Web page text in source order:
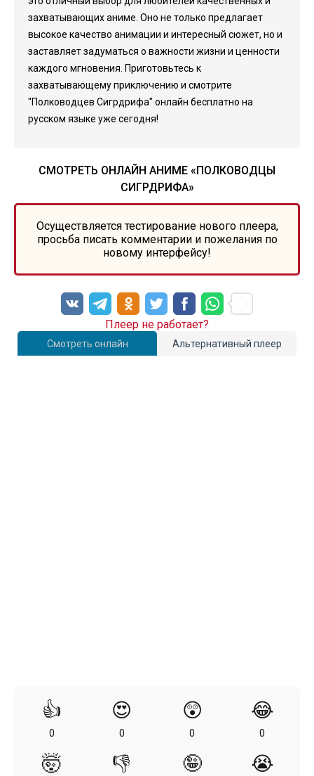
захватывающих аниме. Оно не только предлагает
высокое качество анимации и интересный сюжет, но и
заставляет задуматься о важности жизни и ценности
каждого мгновения. Приготовьтесь к
захватывающему приключению и смотрите
"Полководцев Сигрдрифа" онлайн бесплатно на
русском языке уже сегодня!
СМОТРЕТЬ ОНЛАЙН АНИМЕ «ПОЛКОВОДЦЫ
СИГРДРИФА»
Осуществляется тестирование нового плеера,
просьба писать комментарии и пожелания по
новому интерфейсу!
Смотреть онлайн Альтернативный плеер
Плеер не работает?
👍
0
😍
0
😲
0
😂
0
🤯 👎 🤪 😭